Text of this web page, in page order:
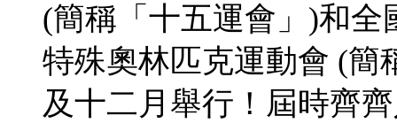
(簡稱「十五運會」)和
特殊奧林匹克運動會 (簡
及十二月舉行！屆時齊